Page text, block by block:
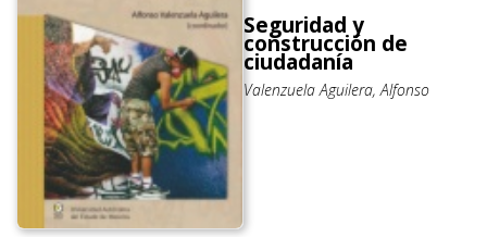
Seguridad y
construcción de
ciudadanía
Valenzuela Aguilera, Alfonso